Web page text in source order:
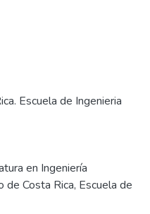
Escuela de Ingenieria
en Ingeniería
Costa Rica, Escuela de